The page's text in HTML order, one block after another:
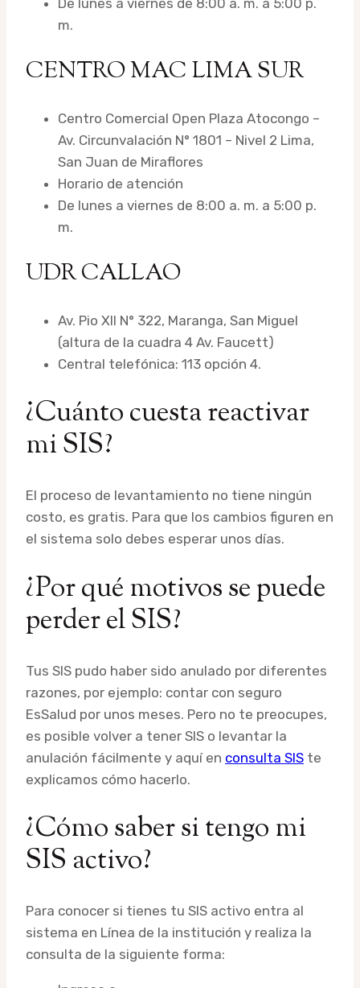
m.
CENTRO MAC LIMA SUR
Centro Comercial Open Plaza Atocongo –
Av. Circunvalación N° 1801 – Nivel 2 Lima,
San Juan de Miraflores
Horario de atención
De lunes a viernes de 8:00 a. m. a 5:00 p.
m.
UDR CALLAO
Av. Pio XII N° 322, Maranga, San Miguel
(altura de la cuadra 4 Av. Faucett)
Central telefónica: 113 opción 4.
¿Cuánto cuesta reactivar
mi SIS?
El proceso de levantamiento no tiene ningún
costo, es gratis. Para que los cambios figuren en
el sistema solo debes esperar unos días.
¿Por qué motivos se puede
perder el SIS?
Tus SIS pudo haber sido anulado por diferentes
razones, por ejemplo: contar con seguro
EsSalud por unos meses. Pero no te preocupes,
es posible volver a tener SIS o levantar la
anulación fácilmente y aquí en consulta SIS te
explicamos cómo hacerlo.
¿Cómo saber si tengo mi
SIS activo?
Para conocer si tienes tu SIS activo entra al
sistema en Línea de la institución y realiza la
consulta de la siguiente forma: